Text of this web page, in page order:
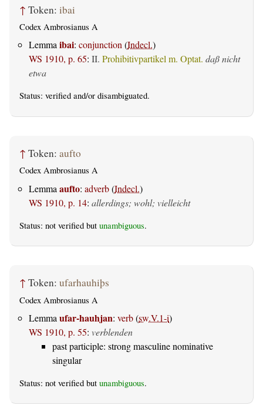
↑ Token: ibai
Codex Ambrosianus A
Lemmaibai: conjunction(Indecl.)
WS 1910, p. 65: II. Prohibitivpartikel m. Optat. daß nicht
etwa
Status: verified and/or disambiguated.
↑ Token: aufto
Codex Ambrosianus A
Lemma aufto: adverb(Indecl.)
WS 1910, p. 14: allerdings; wohl; vielleicht
Status: not verified but unambiguous.
↑ Token: ufarhauhiþs
Codex Ambrosianus A
Lemma ufar-hauhjan: verb(sw.V.1-i)
WS 1910, p. 55: verblenden
past participle: strong masculine nominative
singular
Status: not verified but unambiguous.